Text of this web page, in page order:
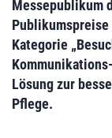
Messepublikum
Kategorie
Lösung zur
Pflege.